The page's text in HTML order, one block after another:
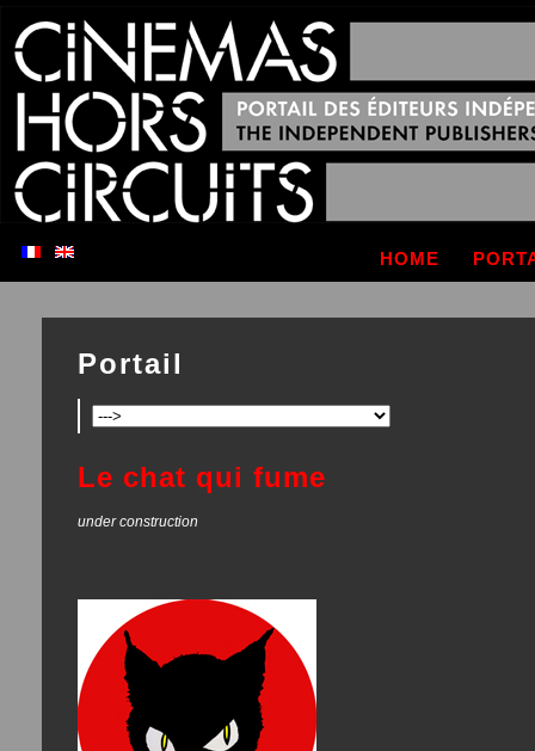
HOME
Portail
Le chat qui fume
under construction